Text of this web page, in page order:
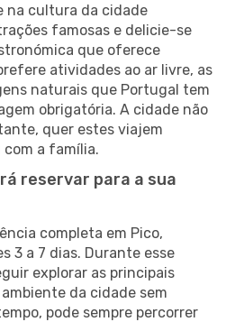
na cultura da cidade
famosas e delicie-se
que oferece
atividades ao ar livre, as
naturais que Portugal tem
obrigatória. A cidade não
quer estes viajem
com a família.
reservar para a sua
completa em Pico,
3 a 7 dias. Durante esse
explorar as principais
da cidade sem
pode sempre percorrer